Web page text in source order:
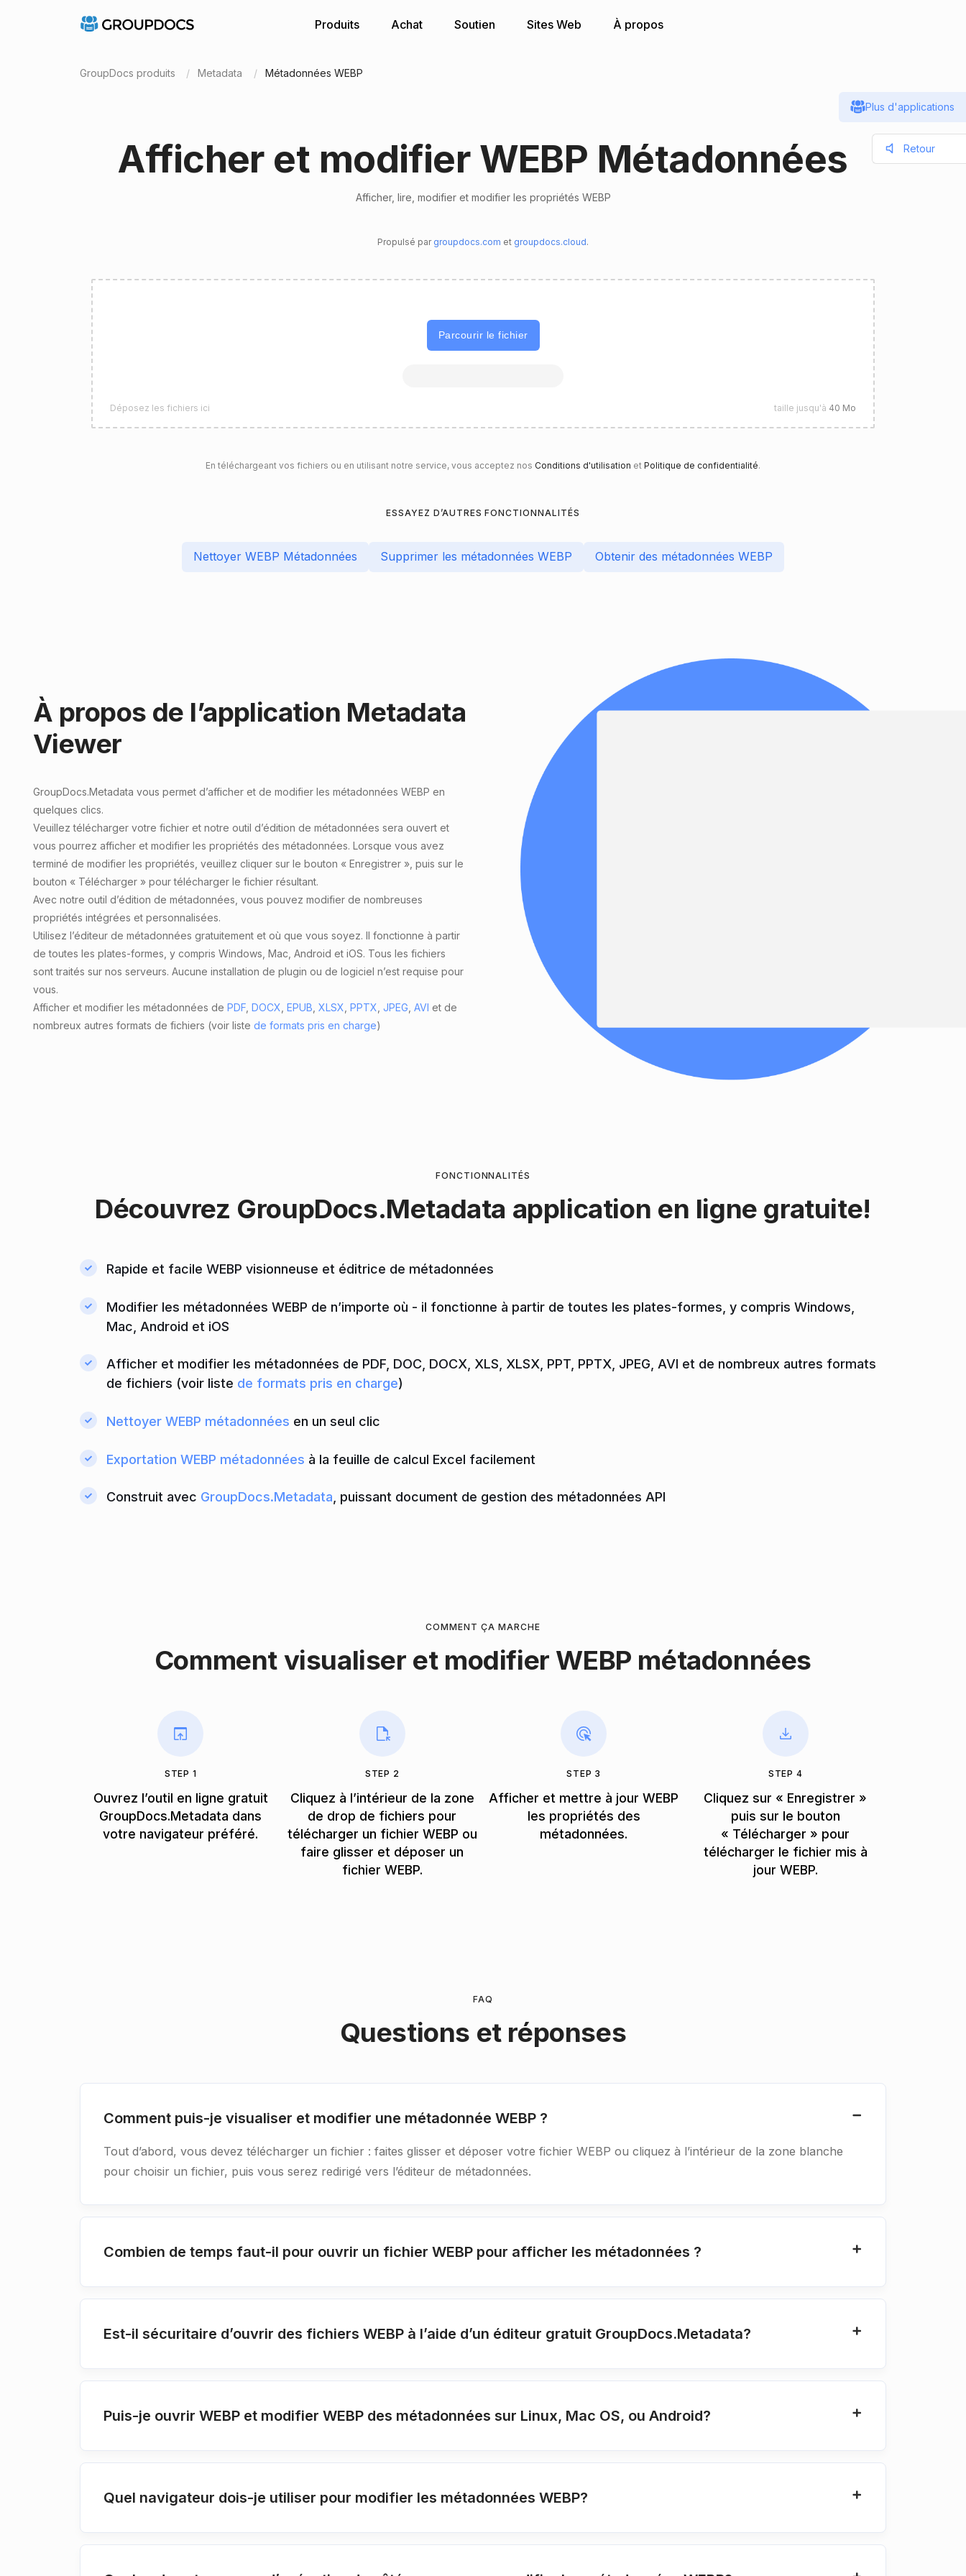
Produits Achat Soutien Sites Web À propos
GroupDocs produits Metadata Métadonnées WEBP
Afficher et modifier WEBP Métadonnées
Afficher, lire, modifier et modifier les propriétés WEBP
Propulsé par groupdocs.com et groupdocs.cloud.
Parcourir le fichier
Déposez les fichiers ici taille jusqu'à 40 Mo
En téléchargeant vos fichiers ou en utilisant notre service, vous acceptez nos Conditions d'utilisation et Politique de confidentialité.
ESSAYEZ D’AUTRES FONCTIONNALITÉS
Nettoyer WEBP Métadonnées Supprimer les métadonnées WEBP Obtenir des métadonnées WEBP
À propos de l’application Metadata
Viewer
GroupDocs.Metadata vous permet d’afficher et de modifier les métadonnées WEBP en
quelques clics.
Veuillez télécharger votre fichier et notre outil d’édition de métadonnées sera ouvert et
vous pourrez afficher et modifier les propriétés des métadonnées. Lorsque vous avez
terminé de modifier les propriétés, veuillez cliquer sur le bouton « Enregistrer », puis sur le
bouton « Télécharger » pour télécharger le fichier résultant.
Avec notre outil d’édition de métadonnées, vous pouvez modifier de nombreuses
propriétés intégrées et personnalisées.
Utilisez l’éditeur de métadonnées gratuitement et où que vous soyez. Il fonctionne à partir
de toutes les plates-formes, y compris Windows, Mac, Android et iOS. Tous les fichiers
sont traités sur nos serveurs. Aucune installation de plugin ou de logiciel n’est requise pour
vous.
Afficher et modifier les métadonnées de PDF DOCX EPUB XLSX PPTX JPEG AVI et de
nombreux autres formats de fichiers (voir liste de formats pris en charge)
FONCTIONNALITÉS
Découvrez GroupDocs.Metadata application en ligne gratuite!
Rapide et facile WEBP visionneuse et éditrice de métadonnées
Modifier les métadonnées WEBP de n’importe où - il fonctionne à partir de toutes les plates-formes, y compris Windows,
Mac, Android et iOS
Afficher et modifier les métadonnées de PDF, DOC, DOCX, XLS, XLSX, PPT, PPTX, JPEG, AVI et de nombreux autres formats
de fichiers (voir liste de formats pris en charge)
Nettoyer WEBP métadonnées en un seul clic
Exportation WEBP métadonnées à la feuille de calcul Excel facilement
Construit avec GroupDocs.Metadata , puissant document de gestion des métadonnées API
COMMENT ÇA MARCHE
Comment visualiser et modifier WEBP métadonnées
STEP 1
Ouvrez l’outil en ligne gratuit
GroupDocs.Metadata dans
votre navigateur préféré.
STEP 2
Cliquez à l’intérieur de la zone
de drop de fichiers pour
télécharger un fichier WEBP ou
faire glisser et déposer un
fichier WEBP.
STEP 3
Afficher et mettre à jour WEBP
les propriétés des
métadonnées.
STEP 4
Cliquez sur « Enregistrer »
puis sur le bouton
« Télécharger » pour
télécharger le fichier mis à
jour WEBP.
FAQ
Questions et réponses
Comment puis-je visualiser et modifier une métadonnée WEBP ?
Tout d’abord, vous devez télécharger un fichier : faites glisser et déposer votre fichier WEBP ou cliquez à l’intérieur de la zone blanche
pour choisir un fichier, puis vous serez redirigé vers l’éditeur de métadonnées.
Combien de temps faut-il pour ouvrir un fichier WEBP pour afficher les métadonnées ?
Est-il sécuritaire d’ouvrir des fichiers WEBP à l’aide d’un éditeur gratuit GroupDocs.Metadata?
Puis-je ouvrir WEBP et modifier WEBP des métadonnées sur Linux, Mac OS, ou Android?
Quel navigateur dois-je utiliser pour modifier les métadonnées WEBP?
Plus d'applications
Retour